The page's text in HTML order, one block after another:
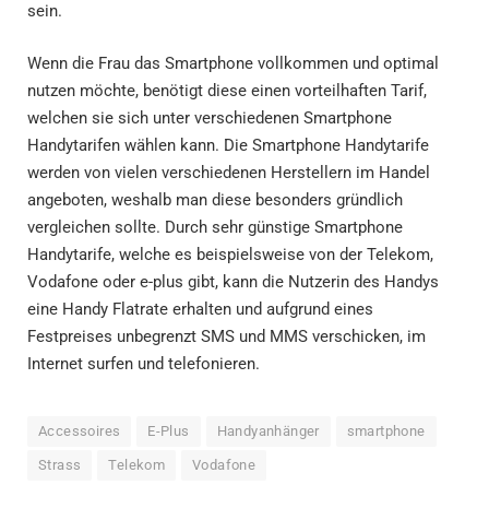
sein.
Wenn die Frau das Smartphone vollkommen und optimal
nutzen möchte, benötigt diese einen vorteilhaften Tarif,
welchen sie sich unter verschiedenen Smartphone
Handytarifen wählen kann. Die Smartphone Handytarife
werden von vielen verschiedenen Herstellern im Handel
angeboten, weshalb man diese besonders gründlich
vergleichen sollte. Durch sehr günstige Smartphone
Handytarife, welche es beispielsweise von der Telekom,
Vodafone oder e-plus gibt, kann die Nutzerin des Handys
eine Handy Flatrate erhalten und aufgrund eines
Festpreises unbegrenzt SMS und MMS verschicken, im
Internet surfen und telefonieren.
Accessoires E-Plus Handyanhänger smartphone
Strass Telekom Vodafone